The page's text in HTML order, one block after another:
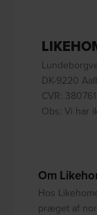
DK-9220
CVR:
Obs: Vi har
Om
Hos
præget af